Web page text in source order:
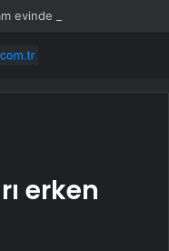
evinde ölü bulundu
erken